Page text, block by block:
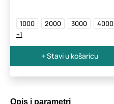
1000 2000 3000 4000
+1
+ Stavi u košaricu
Opis i parametri